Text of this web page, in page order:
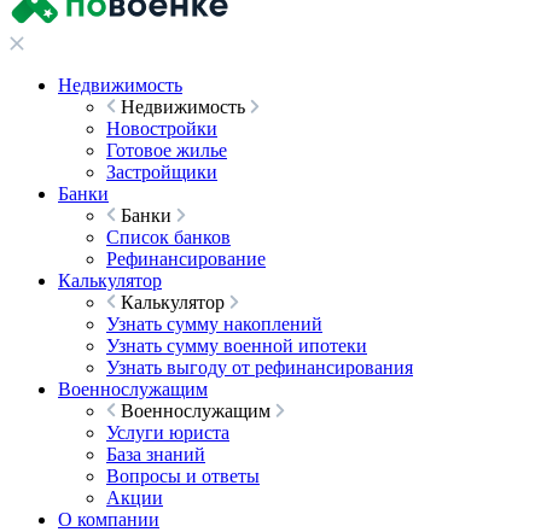
Недвижимость
Недвижимость
Новостройки
Готовое жилье
Застройщики
Банки
Банки
Список банков
Рефинансирование
Калькулятор
Калькулятор
Узнать сумму накоплений
Узнать сумму военной ипотеки
Узнать выгоду от рефинансирования
Военнослужащим
Военнослужащим
Услуги юриста
База знаний
Вопросы и ответы
Акции
О компании